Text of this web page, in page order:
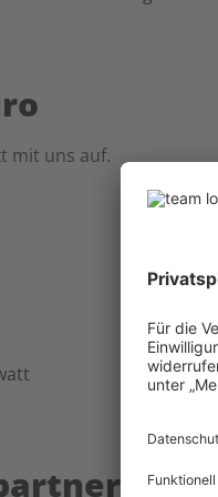
mit uns auf.